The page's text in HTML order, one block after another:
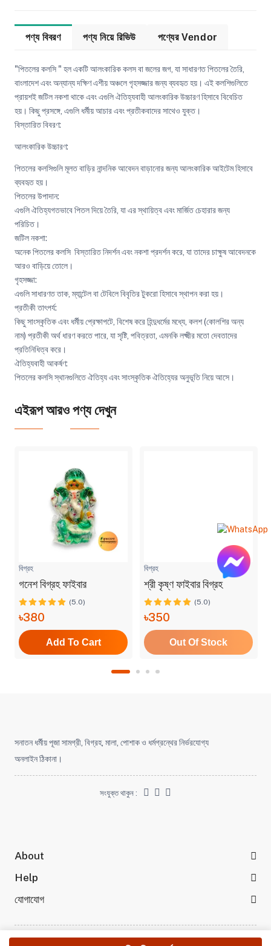
পণ্য বিবরণ পণ্য নিয়ে রিভিউ পণ্যের Vendor
"পিতলের কলসি " হল একটি আলংকারিক কলস বা জলের জগ, যা সাধারণত পিতলের তৈরি,
বাংলাদেশ এবং অন্যান্য দক্ষিণ এশীয় অঞ্চলে গৃহসজ্জার জন্য ব্যবহৃত হয়। এই কলশিগুলিতে
প্রায়শই জটিল নকশা থাকে এবং এগুলি ঐতিহ্যবাহী আলংকারিক উচ্চারণ হিসাবে বিবেচিত
হয়। কিছু প্রসঙ্গে, এগুলি ধর্মীয় আচার এবং প্রতীকবাদের সাথেও যুক্ত।
বিস্তারিত বিবরণ:
আলংকারিক উচ্চারণ:
পিতলের কলসিগুলি মূলত বাড়ির নান্দনিক আবেদন বাড়ানোর জন্য আলংকারিক আইটেম হিসাবে
ব্যবহৃত হয়।
পিতলের উপাদান:
এগুলি ঐতিহ্যগতভাবে পিতল দিয়ে তৈরি, যা এর স্থায়িত্ব এবং মার্জিত চেহারার জন্য
পরিচিত।
জটিল নকশা:
অনেক পিতলের কলসি বিস্তারিত নিদর্শন এবং নকশা প্রদর্শন করে, যা তাদের চাক্ষুষ আবেদনকে
আরও বাড়িয়ে তোলে।
গৃহসজ্জা:
এগুলি সাধারণত তাক, ম্যান্টেল বা টেবিলে বিবৃতির টুকরো হিসাবে স্থাপন করা হয়।
প্রতীকী তাৎপর্য:
কিছু সাংস্কৃতিক এবং ধর্মীয় প্রেক্ষাপটে, বিশেষ করে হিন্দুধর্মের মধ্যে, কলশ (কোলশির অন্য
নাম) প্রতীকী অর্থ ধারণ করতে পারে, যা সৃষ্টি, পবিত্রতা, এমনকি লক্ষ্মীর মতো দেবতাদের
প্রতিনিধিত্ব করে।
ঐতিহ্যবাহী আকর্ষণ:
পিতলের কলসি স্থানগুলিতে ঐতিহ্য এবং সাংস্কৃতিক ঐতিহ্যের অনুভূতি নিয়ে আসে।
এইরূপ আরও পণ্য দেখুন
বিগ্রহ
গনেশ বিগ্রহ ফাইবার
(5.0)
৳380
Add To Cart
বিগ্রহ
শ্রী কৃষ্ণ ফাইবার বিগ্রহ
(5.0)
৳350
Out Of Stock
সনাতন ধর্মীয় পূজা সামগ্রী, বিগ্রহ, মালা, পোশাক ও ধর্মগ্রন্থের নির্ভরযোগ্য
অনলাইন ঠিকানা।
সংযুক্ত থাকুন :
About
Help
যোগাযোগ